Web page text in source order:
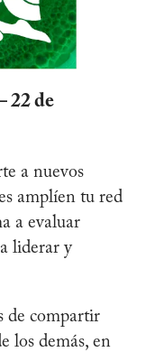
22 de
a nuevos
amplíen tu red
a evaluar
liderar y
de compartir
los demás, en